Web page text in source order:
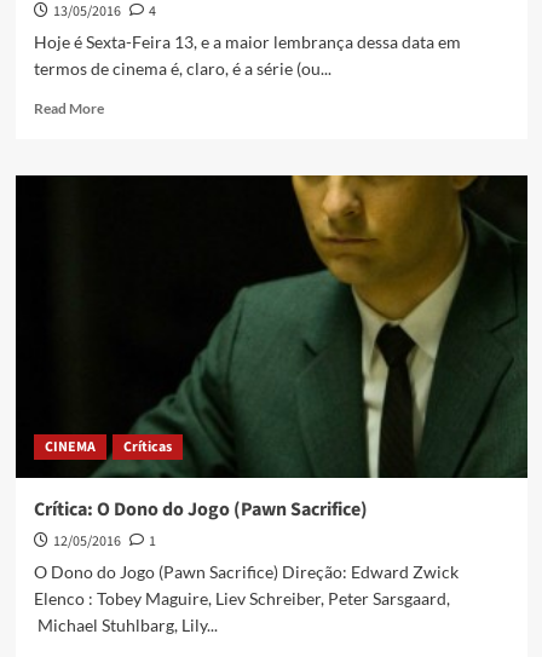
13/05/2016
4
Hoje é Sexta-Feira 13, e a maior lembrança dessa data em
termos de cinema é, claro, é a série (ou...
Read More
CINEMA Críticas
Crítica: O Dono do Jogo (Pawn Sacrifice)
12/05/2016
1
O Dono do Jogo (Pawn Sacrifice) Direção: Edward Zwick
Elenco : Tobey Maguire, Liev Schreiber, Peter Sarsgaard,
Michael Stuhlbarg, Lily...